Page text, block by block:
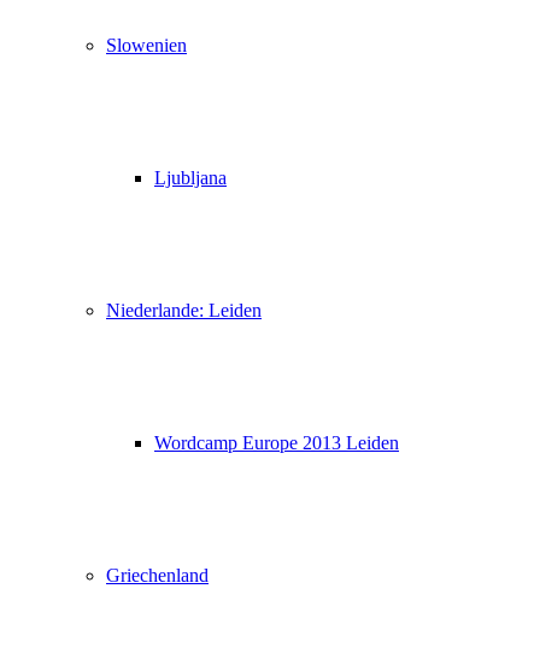
Slowenien
Ljubljana
Niederlande: Leiden
Wordcamp Europe 2013 Leiden
Griechenland